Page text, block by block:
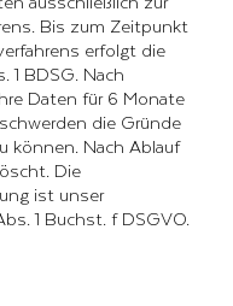
Bis zum Zeitpunkt
erfolgt die
1 BDSG. Nach
Daten für 6 Monate
die Gründe
können. Nach Ablauf
Die
ist unser
1 Buchst. f DSGVO.